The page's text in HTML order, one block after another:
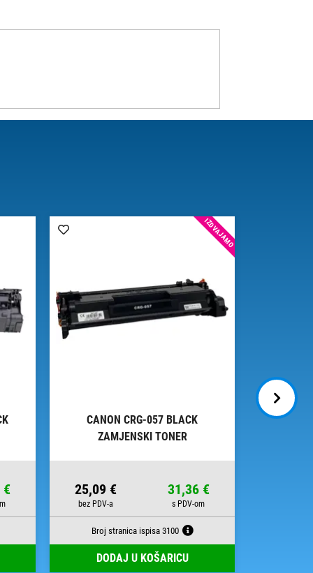
€
IZDVAJAMO
CANON CRG-057 BLACK
ZAMJENSKI TONER
25,09 € 31,36 €
Broj stranica ispisa 3100
DODAJ U KOŠARICU